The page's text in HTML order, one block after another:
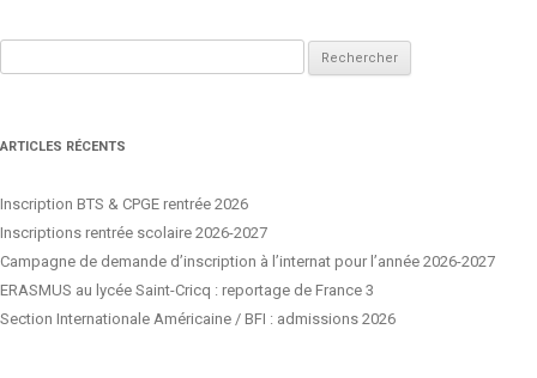
ARTICLES RÉCENTS
Inscription BTS & CPGE rentrée 2026
Inscriptions rentrée scolaire 2026-2027
Campagne de demande d’inscription à l’internat pour l’année 2026-2027
ERASMUS au lycée Saint-Cricq : reportage de France 3
Section Internationale Américaine / BFI : admissions 2026